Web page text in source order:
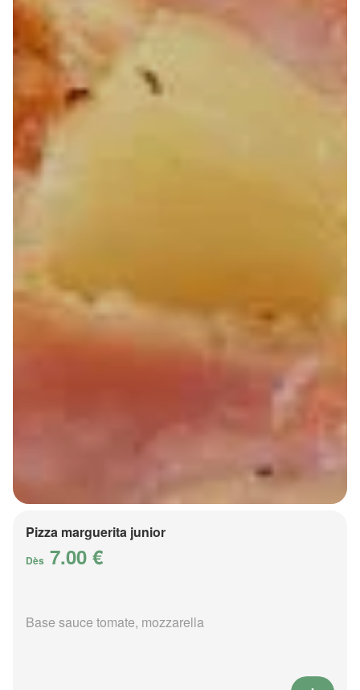
Pizza marguerita junior
Dès 7.00 €
Base sauce tomate, mozzarella